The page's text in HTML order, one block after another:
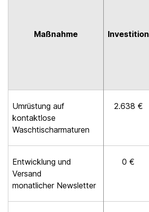
Maßnahme Investition
Umrüstung auf
kontaktlose
Waschtischarmaturen
2.638 €
Entwicklung und
Versand
monatlicher Newsletter
0 €